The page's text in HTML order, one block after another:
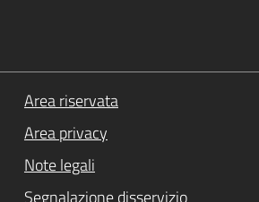
Area riservata
Area privacy
Note legali
Segnalazione disservizio